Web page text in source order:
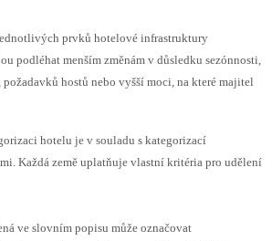
prvků hotelové infrastruktury
podléhat menším změnám v důsledku sezónnosti,
hostů nebo vyšší moci, na které majitel
hotelu je v souladu s kategorizací
Každá země uplatňuje vlastní kritéria pro udělení
ve slovním popisu může označovat